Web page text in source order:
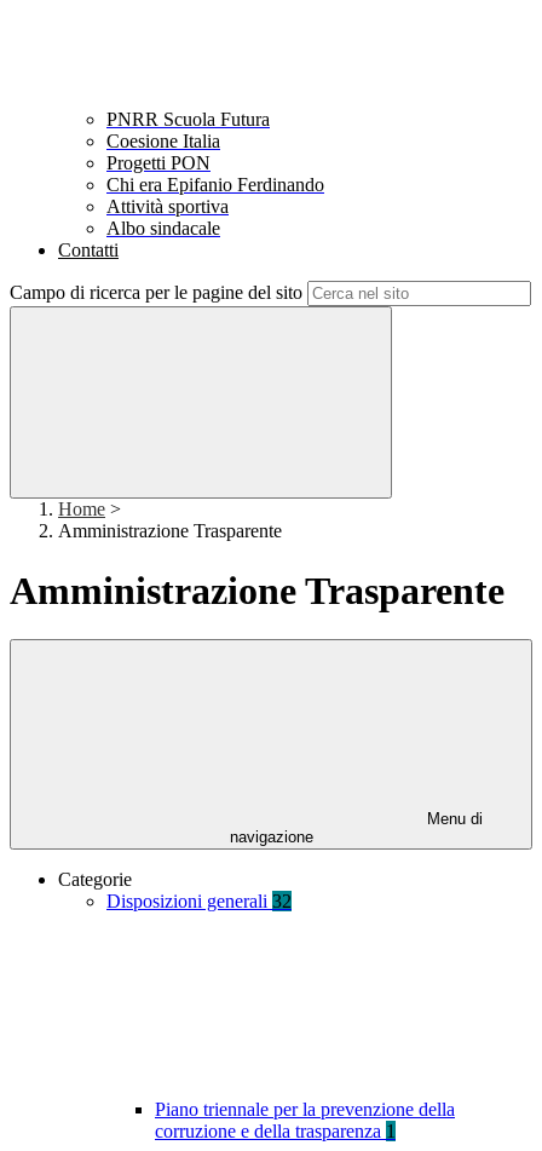
PNRR Scuola Futura
Coesione Italia
Progetti PON
Chi era Epifanio Ferdinando
Attività sportiva
Albo sindacale
Contatti
Campo di ricerca per le pagine del sito
Home >
Amministrazione Trasparente
Amministrazione Trasparente
Menu di
navigazione
Categorie
Disposizioni generali 32
Piano triennale per la prevenzione della
corruzione e della trasparenza 1